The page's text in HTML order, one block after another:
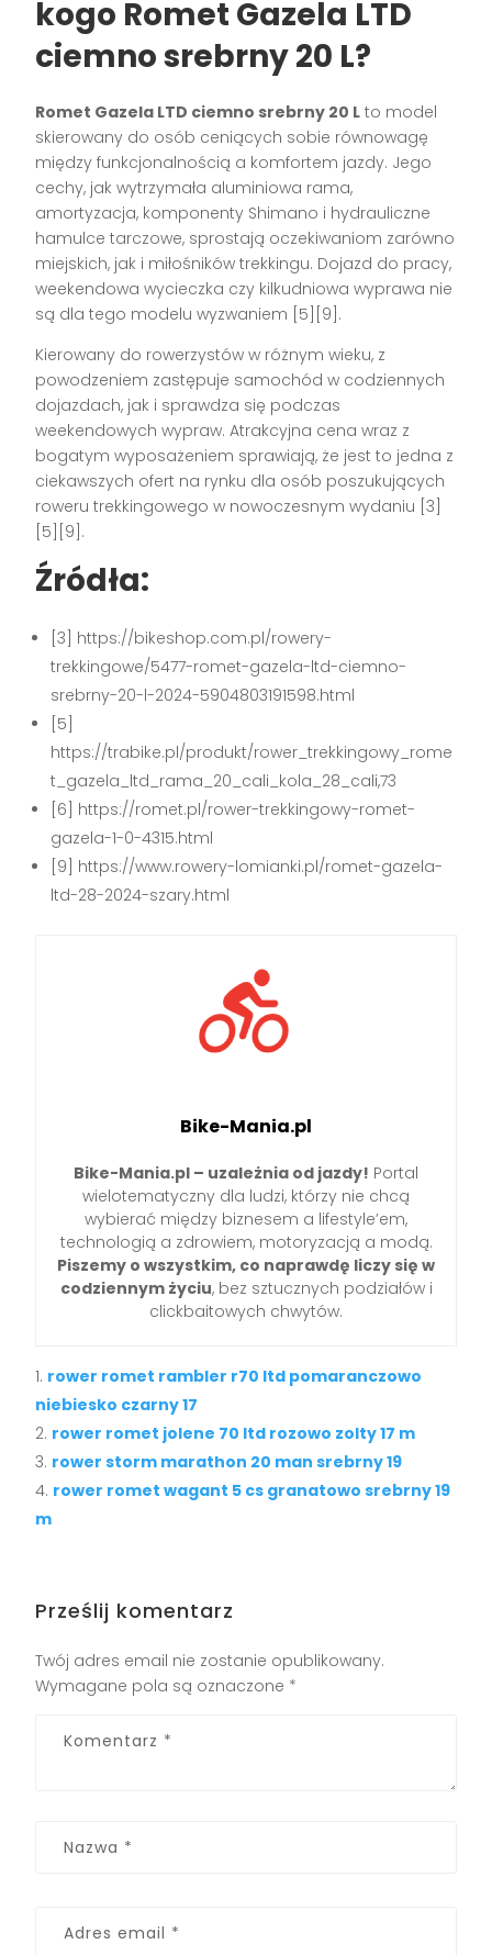
kogo Romet Gazela LTD
ciemno srebrny 20 L?
Romet Gazela LTD ciemno srebrny 20 L to model
skierowany do osób ceniących sobie równowagę
między funkcjonalnością a komfortem jazdy. Jego
cechy, jak wytrzymała aluminiowa rama,
amortyzacja, komponenty Shimano i hydrauliczne
hamulce tarczowe, sprostają oczekiwaniom zarówno
miejskich, jak i miłośników trekkingu. Dojazd do pracy,
weekendowa wycieczka czy kilkudniowa wyprawa nie
są dla tego modelu wyzwaniem [5][9] .
Kierowany do rowerzystów w różnym wieku, z
powodzeniem zastępuje samochód w codziennych
dojazdach, jak i sprawdza się podczas
weekendowych wypraw. Atrakcyjna cena wraz z
bogatym wyposażeniem sprawiają, że jest to jedna z
ciekawszych ofert na rynku dla osób poszukujących
roweru trekkingowego w nowoczesnym wydaniu [3]
[5][9] .
Źródła:
[3] https://bikeshop.com.pl/rowery-
trekkingowe/5477-romet-gazela-ltd-ciemno-
srebrny-20-l-2024-5904803191598.html
[5]
https://trabike.pl/produkt/rower_trekkingowy_rome
t_gazela_ltd_rama_20_cali_kola_28_cali,73
[6] https://romet.pl/rower-trekkingowy-romet-
gazela-1-0-4315.html
[9] https://www.rowery-lomianki.pl/romet-gazela-
ltd-28-2024-szary.html
Bike-Mania.pl
Bike-Mania.pl – uzależnia od jazdy! Portal
wielotematyczny dla ludzi, którzy nie chcą
wybierać między biznesem a lifestyle’em,
technologią a zdrowiem, motoryzacją a modą.
Piszemy o wszystkim, co naprawdę liczy się w
codziennym życiu, bez sztucznych podziałów i
clickbaitowych chwytów.
rower romet rambler r70 ltd pomaranczowo
niebiesko czarny 17
rower romet jolene 70 ltd rozowo zolty 17 m
rower storm marathon 20 man srebrny 19
rower romet wagant 5 cs granatowo srebrny 19
m
Prześlij komentarz
Twój adres email nie zostanie opublikowany.
Wymagane pola są oznaczone *